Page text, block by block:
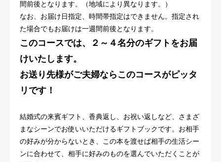
間前後となります。（地域により異なります。）
なお、お届け日指定、時間帯指定はできません。指定され
た場合でもお届けは一週間前後となります。
このコースでは、２～４名分のギフトをお届
けいたします。
お送り先様がご夫婦ならこのコースがピッタ
リです！
結婚式の来賓ギフト、香典返し、お祝い返しなど、さまざ
まなシーンでお使いいただけるギフトブックです。お相手
の好みが分からないとき、この本を渡せば相手の生活シー
ンに合わせて、相手に好みのものを選んでいただくことが